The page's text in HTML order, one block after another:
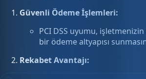
Güvenli Ödeme İşlemleri:
PCI DSS uyumu,
bir ödeme altyapısı
Rekabet Avantajı: